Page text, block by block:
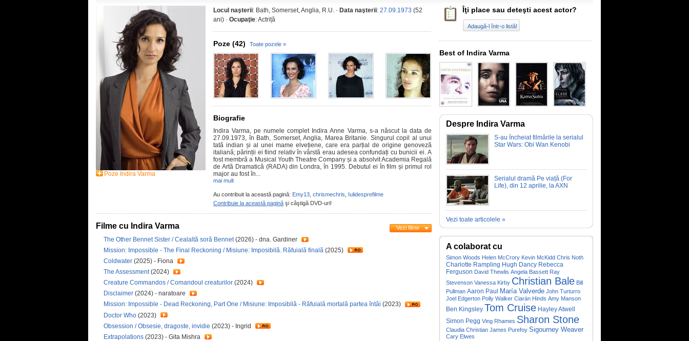
Poze Indira Varma
Locul naşterii: Bath, Somerset, Anglia, R.U. · Data naşterii: 27.09.1973 (52
ani) · Ocupaţie: Actriță
Poze (42) Toate pozele »
Biografie
Indira Varma, pe numele complet Indira Anne Varma, s-a născut la data de
27.09.1973, în Bath, Somerset, Anglia, Marea Britanie. Singurul copil al unui
tată indian și al unei mame elvețiene, care era parțial de origine genoveză
italiană; părinții ei fiind relativ în vârstă erau adesea confundați cu bunicii ei. A
fost membră a Musical Youth Theatre Company și a absolvit Academia Regală
de Artă Dramatică (RADA) din Londra, în 1995. Debutul ei în film și primul rol
major au fost în...
mai mult
Au contribuit la această pagină: Emy13 chrismechris
Iulidesprefilme
Contribuie la această pagină şi câştigă DVD-uri!
Filme cu Indira Varma Vezi filme
The Other Bennet Sister / Cealaltă soră Bennet(2026) - dna. Gardiner
Mission: Impossible - The Final Reckoning / Misiune: Imposibilă. Răfuială finală (2025)
Coldwater (2025) - Fiona
The Assessment(2024)
Creature Commandos / Comandoul creaturilor (2024)
Disclaimer (2024) - naratoare
Mission: Impossible - Dead Reckoning, Part One / Misiune: Imposibilă - Răfuială mortală partea întâi (2023)
Doctor Who (2023)
Obsession / Obsesie, dragoste, invidie (2023) - Ingrid
Extrapolations (2023) - Gita Mishra
Îţi place sau deteşti acest actor?
Adaugă-l într-o listă!
Best of Indira Varma
Despre Indira Varma
S-au încheiat filmările la serialul
Star Wars: Obi Wan Kenobi
Serialul dramă Pe viață (For
Life), din 12 aprilie, la AXN
Vezi toate articolele »
A colaborat cu
Simon Woods Helen McCrory Kevin McKidd Chris Noth
Charlotte Rampling Hugh Dancy Rebecca
Ferguson David Thewlis Angela Bassett Ray
Stevenson Vanessa Kirby Christian Bale Bill
Pullman Aaron Paul María Valverde John Turturro
Joel Edgerton Polly Walker Ciarán Hinds Amy Manson
Ben Kingsley Tom Cruise Hayley Atwell
Simon Pegg Ving Rhames Sharon Stone
Claudia Christian James Purefoy Sigourney Weaver
Cary Elwes